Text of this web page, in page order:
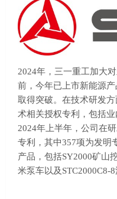
2024年，三一重工加大
前，今年已上市新能源
取得突破。在技术研发
术相关授权专利，包括业
2024年上半年，公司在
专利，其中357项为发明
产品，包括SY2000矿山
米泵车以及STC2000C8-8